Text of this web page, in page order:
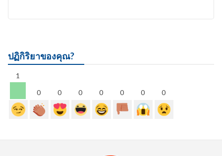
ปฏิกิริยาของคุณ?
1
0
0 0 0 0 0 0